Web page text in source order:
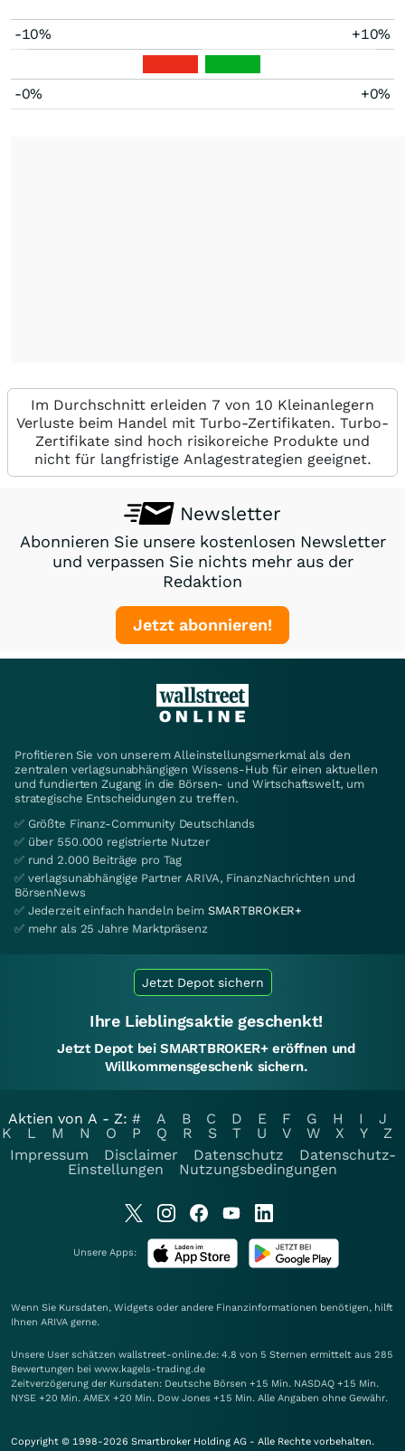
-10% +10%
-0% +0%
Im Durchschnitt erleiden 7 von 10 Kleinanlegern
Verluste beim Handel mit Turbo-Zertifikaten. Turbo-
Zertifikate sind hoch risikoreiche Produkte und
nicht für langfristige Anlagestrategien geeignet.
Newsletter
Abonnieren Sie unsere kostenlosen Newsletter
und verpassen Sie nichts mehr aus der
Redaktion
Jetzt abonnieren!
Profitieren Sie von unserem Alleinstellungsmerkmal als den
zentralen verlagsunabhängigen Wissens-Hub für einen aktuellen
und fundierten Zugang in die Börsen- und Wirtschaftswelt, um
strategische Entscheidungen zu treffen.
✅ Größte Finanz-Community Deutschlands
✅ über 550.000 registrierte Nutzer
✅ rund 2.000 Beiträge pro Tag
✅ verlagsunabhängige Partner ARIVA, FinanzNachrichten und
BörsenNews
✅ Jederzeit einfach handeln beim SMARTBROKER+
✅ mehr als 25 Jahre Marktpräsenz
Jetzt Depot sichern
Ihre Lieblingsaktie geschenkt!
Jetzt Depot bei SMARTBROKER+ eröffnen und
Willkommensgeschenk sichern.
Aktien von A - Z: # A B C D E F G H I
J
K
L M N O P Q R S T U V W X Y
Z
Impressum
Disclaimer Datenschutz
Datenschutz-
Einstellungen
Nutzungsbedingungen
Unsere Apps:
Wenn Sie Kursdaten, Widgets oder andere Finanzinformationen benötigen, hilft
Ihnen ARIVA gerne.
Unsere User schätzen wallstreet-online.de: 4.8 von 5 Sternen ermittelt aus 285
Bewertungen bei www.kagels-trading.de
Zeitverzögerung der Kursdaten: Deutsche Börsen +15 Min. NASDAQ +15 Min.
NYSE +20 Min. AMEX +20 Min. Dow Jones +15 Min. Alle Angaben ohne Gewähr.
Copyright © 1998-2026 Smartbroker Holding AG - Alle Rechte vorbehalten.